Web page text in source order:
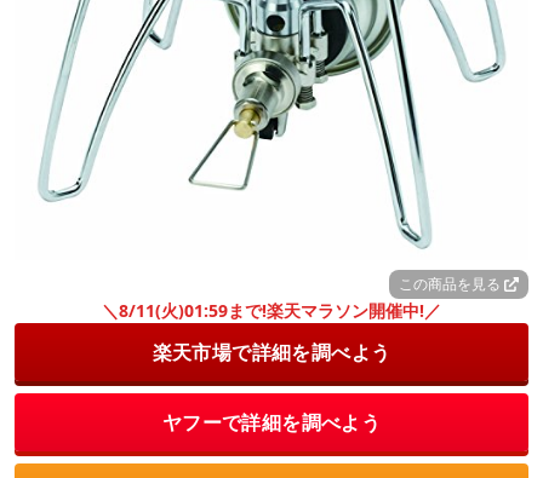
この商品を見る
＼8/11(火)01:59まで!楽天マラソン開催中!／
楽天市場で詳細を調べよう
ヤフーで詳細を調べよう